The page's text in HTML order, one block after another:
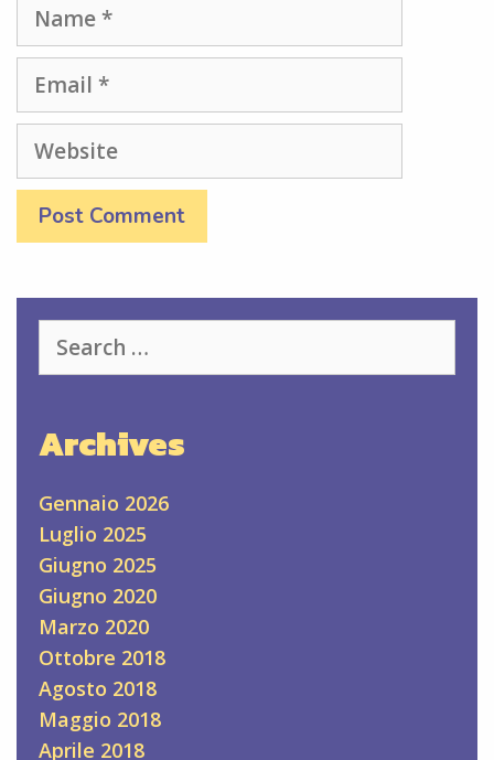
Website
for:
Archives
Gennaio 2026
Luglio 2025
Giugno 2025
Giugno 2020
Marzo 2020
Ottobre 2018
Agosto 2018
Maggio 2018
Aprile 2018